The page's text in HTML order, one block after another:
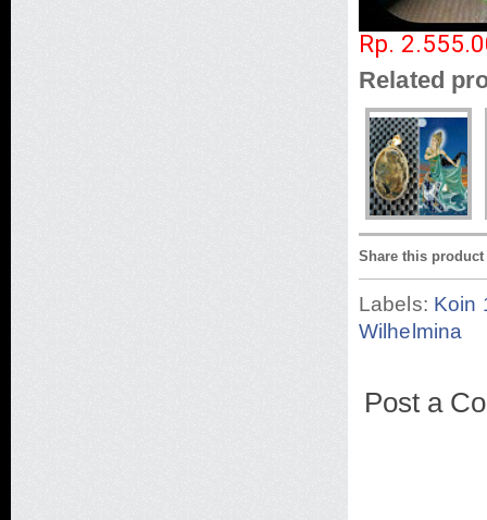
Rp.
Related
Share this product
Labels: Koin
Wilhelmina
Post a